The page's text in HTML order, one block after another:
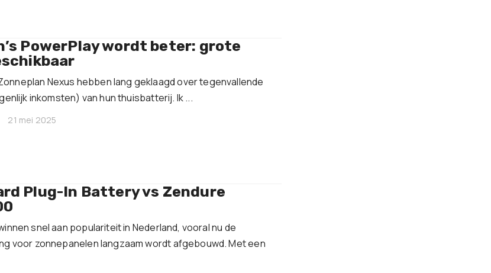
PowerPlay wordt beter: grote
Nexus hebben lang geklaagd over tegenvallende
inkomsten) van hun thuisbatterij. Ik ...
21 mei 2025
Plug-In Battery vs Zendure
snel aan populariteit in Nederland, vooral nu de
voor zonnepanelen langzaam wordt afgebouwd. Met een